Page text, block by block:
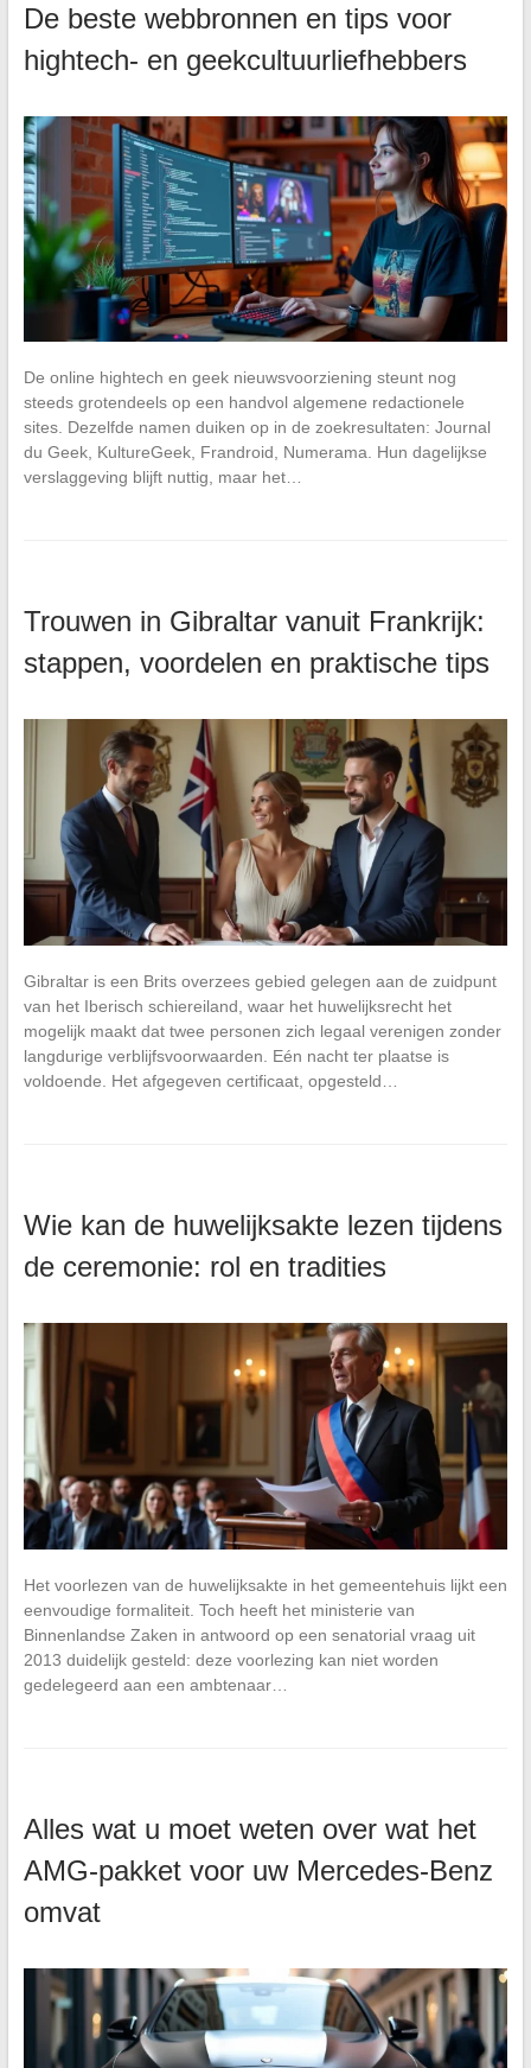
De beste webbronnen en tips voor
hightech- en geekcultuurliefhebbers
De online hightech en geek nieuwsvoorziening steunt nog
steeds grotendeels op een handvol algemene redactionele
sites. Dezelfde namen duiken op in de zoekresultaten: Journal
du Geek, KultureGeek, Frandroid, Numerama. Hun dagelijkse
verslaggeving blijft nuttig, maar het…
Trouwen in Gibraltar vanuit Frankrijk:
stappen, voordelen en praktische tips
Gibraltar is een Brits overzees gebied gelegen aan de zuidpunt
van het Iberisch schiereiland, waar het huwelijksrecht het
mogelijk maakt dat twee personen zich legaal verenigen zonder
langdurige verblijfsvoorwaarden. Eén nacht ter plaatse is
voldoende. Het afgegeven certificaat, opgesteld…
Wie kan de huwelijksakte lezen tijdens
de ceremonie: rol en tradities
Het voorlezen van de huwelijksakte in het gemeentehuis lijkt een
eenvoudige formaliteit. Toch heeft het ministerie van
Binnenlandse Zaken in antwoord op een senatorial vraag uit
2013 duidelijk gesteld: deze voorlezing kan niet worden
gedelegeerd aan een ambtenaar…
Alles wat u moet weten over wat het
AMG-pakket voor uw Mercedes-Benz
omvat